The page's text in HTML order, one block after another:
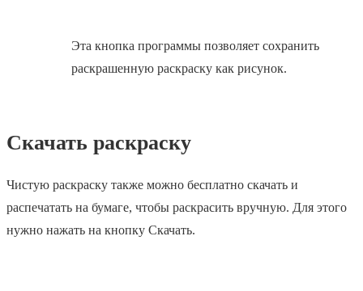
Эта кнопка программы позволяет сохранить
раскрашенную раскраску как рисунок.
Скачать раскраску
Чистую раскраску также можно бесплатно скачать и
распечатать на бумаге, чтобы раскрасить вручную. Для этого
нужно нажать на кнопку Скачать.